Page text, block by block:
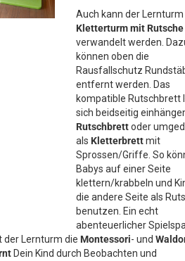
Auch kann der
Kletterturm mit Rutsche
verwandelt werden.
können oben die
Rausfallschutz
entfernt werden. Das
kompatible Rutschbrett
sich beidseitig
Rutschbrettoder
als Kletterbrettmit
Sprossen/Griffe. So
Babys auf einer Seite
klettern/krabbeln und
die andere Seite als
benutzen. Ein echt
abenteuerlicher
der Lernturm die Montessori- und
Dein Kind durch Beobachten und